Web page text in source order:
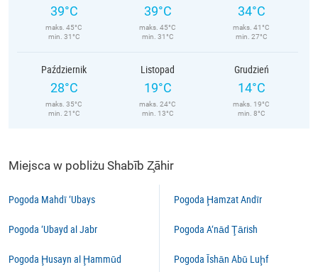
39°C
maks. 45°C
min. 31°C
39°C
maks. 45°C
min. 31°C
34°C
maks. 41°C
min. 27°C
Październik
28°C
maks. 35°C
min. 21°C
Listopad
19°C
maks. 24°C
min. 13°C
Grudzień
14°C
maks. 19°C
min. 8°C
Miejsca w pobliżu Shabīb Z̧āhir
Pogoda Mahdī ‘Ubays
Pogoda ‘Ubayd al Jabr
Pogoda Ḩusayn al Ḩammūd
Pogoda Ḩamzat Andīr
Pogoda A‘nād Ţārish
Pogoda Īshān Abū Luḩf